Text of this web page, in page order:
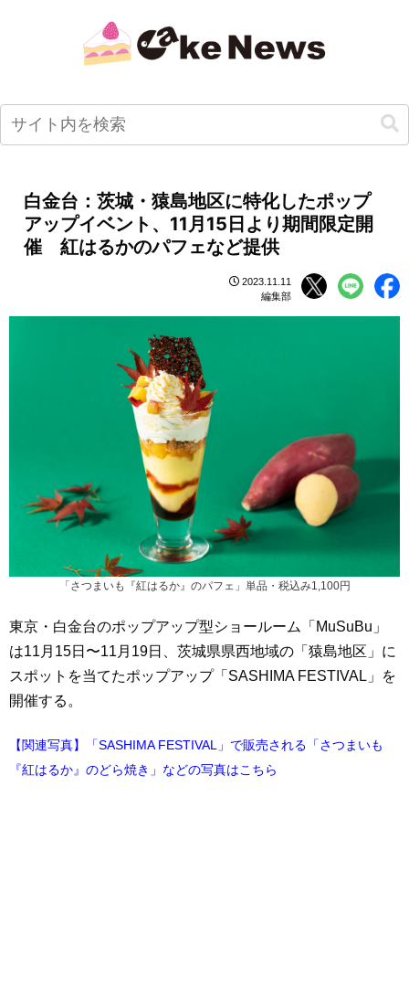
白金台：茨城・猿島地区に特化したポップ
アップイベント、11月15日より期間限定開
催 紅はるかのパフェなど提供
2023.11.11
編集部
「さつまいも『紅はるか』のパフェ」単品・税込み1,100円
東京・白金台のポップアップ型ショールーム「MuSuBu」
は11月15日〜11月19日、茨城県県西地域の「猿島地区」に
スポットを当てたポップアップ「SASHIMA FESTIVAL」を
開催する。
【関連写真】「SASHIMA FESTIVAL」で販売される「さつまいも
『紅はるか』のどら焼き」などの写真はこちら